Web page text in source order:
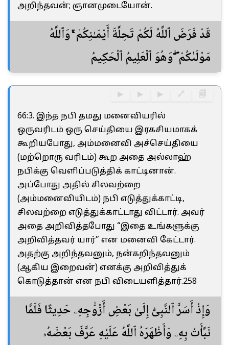
அறிந்தவன்; ஞானமுடையோன்.
قَدْ فَرَضَ ٱللَّهُ لَكُمْ تَحِلَّةَ أَيْمَـٰنِكُمْ ۚ وَٱللَّهُ
مَوْلَىٰكُمْ ۖ وَهُوَ ٱلْعَلِيمُ ٱلْحَكِيمُ
▶ ▶ ▶ 🔗 🗐
66:3. இந்த நபி தமது மனைவியரில்
ஒருவரிடம் ஒரு செய்தியை இரகசியமாகக்
கூறியபோது, அம்மனைவி அச்செய்தியை
(மற்றொரு வரிடம்) கூற அதை அல்லாஹ்
நபிக்கு வெளிப்படுத்திக் காட்டினான்.
அப்போது அதில் சிலவற்றை
(அம்மனைவியிடம்) நபி எடுத்துக்காட்டி,
சிலவற்றை எடுத்துக்காட்டாது விட்டார். அவர்
அதை அறிவித்தபோது “இதை உங்களுக்கு
அறிவித்தவர் யார்” என மனைவி கேட்டார்.
அதற்கு அறிந்தவனும், நன்கறிந்தவனும்
(ஆகிய இறைவன்) எனக்கு அறிவித்துக்
கொடுத்தான் என நபி விடையளித்தார்.258
وَإِذْ أَسَرَّ ٱلنَّبِىُّ إِلَىٰ بَعْضِ أَزْوَٰجِهِۦ حَدِيثًا فَلَمَّا
نَبَّأَتْ بِهِۦ وَأَظْهَرَهُ ٱللَّهُ عَلَيْهِ عَرَّفَ بَعْضَهُۥ